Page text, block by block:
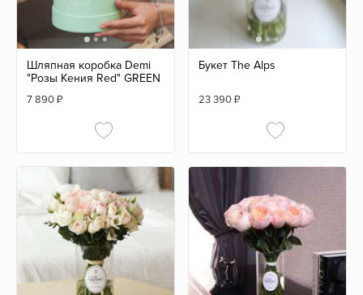
Шляпная коробка Demi
"Розы Кения Red" GREEN
7 890₽
Букет The Alps
23 390₽